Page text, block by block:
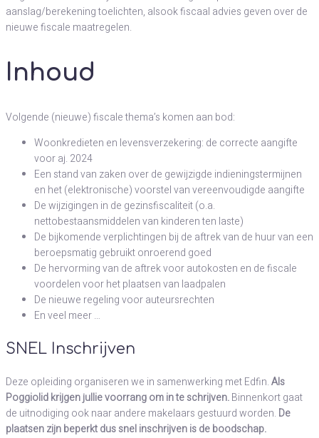
aanslag/berekening toelichten, alsook fiscaal advies geven over de
nieuwe fiscale maatregelen.
Inhoud
Volgende (nieuwe) fiscale thema’s komen aan bod:
Woonkredieten en levensverzekering: de correcte aangifte
voor aj. 2024
Een stand van zaken over de gewijzigde indieningstermijnen
en het (elektronische) voorstel van vereenvoudigde aangifte
De wijzigingen in de gezinsfiscaliteit (o.a.
nettobestaansmiddelen van kinderen ten laste)
De bijkomende verplichtingen bij de aftrek van de huur van een
beroepsmatig gebruikt onroerend goed
De hervorming van de aftrek voor autokosten en de fiscale
voordelen voor het plaatsen van laadpalen
De nieuwe regeling voor auteursrechten
En veel meer …
SNEL Inschrijven
Deze opleiding organiseren we in samenwerking met Edfin.Als
Poggiolid krijgen jullie voorrang om in te schrijven.Binnenkort gaat
de uitnodiging ook naar andere makelaars gestuurd worden. De
plaatsen zijn beperkt dus snel inschrijven is de boodschap.